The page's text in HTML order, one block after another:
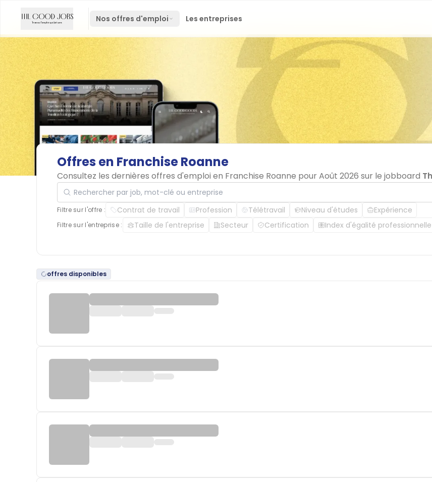
Nos offres d'emploi Les entreprises
Offres en FranchiseRoanne
Consultez les dernières offres d'emploi en Franchise Roanne pour Août 2026 sur le jobboard
Rechercher par job, mot-clé ou entreprise
Filtre sur l'offre : Contrat de travail Profession Télétravail Niveau d'études Expérience
Filtre sur l'entreprise : Taille de l'entreprise Secteur Certification Index d'égalité professionnelle
offres disponibles